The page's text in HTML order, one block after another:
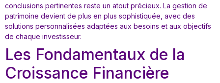
conclusions pertinentes reste un atout précieux. La gestion de
patrimoine devient de plus en plus sophistiquée, avec des
solutions personnalisées adaptées aux besoins et aux objectifs
de chaque investisseur.
Les Fondamentaux de la
Croissance Financière